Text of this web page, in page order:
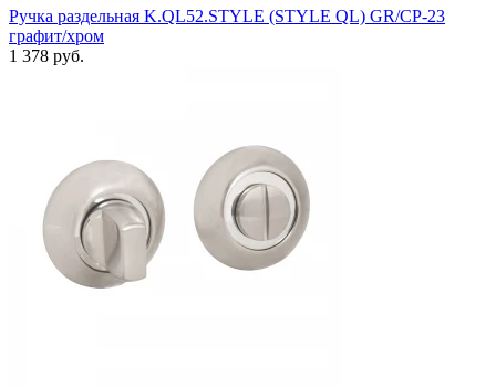
Ручка раздельная K.QL52.STYLE (STYLE QL) GR/CP-23
графит/хром
1 378 руб.